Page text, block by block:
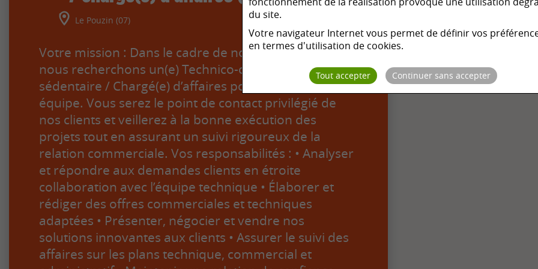
Le Pouzin (07)
Votre mission : Dans le cadre de notre croissance,
nous recherchons un(e) Technico-commercial(e)
sédentaire / Chargé(e) d’affaires pour rejoindre notre
équipe. Vous serez le point de contact privilégié de
nos clients et veillerez à la bonne exécution des
projets tout en assurant un suivi rigoureux de la
relation commerciale. Vos responsabilités : • Analyser
et répondre aux demandes clients en étroite
collaboration avec l’équipe technique • Élaborer et
rédiger des offres commerciales et techniques
adaptées • Présenter, négocier et vendre nos
solutions innovantes aux clients • Assurer le suivi des
affaires sur les plans technique, commercial et
du site.
Votre navigateur Internet vous permet de définir vos
en termes d'utilisation de cookies.
Tout accepter Continuer sans accepter